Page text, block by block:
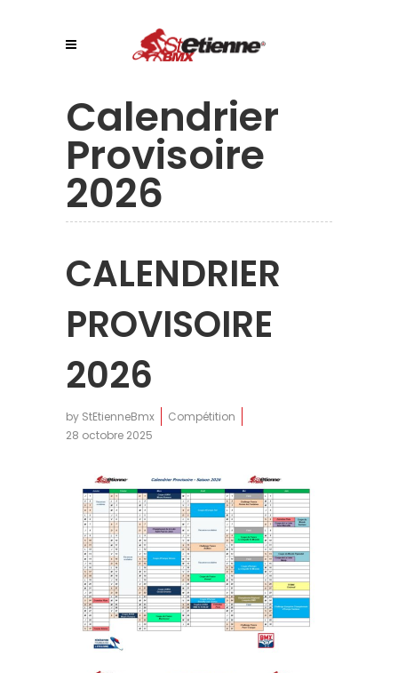
Calendrier
Provisoire
2026
CALENDRIER
PROVISOIRE
2026
by StEtienneBmx
Compétition
28 octobre 2025